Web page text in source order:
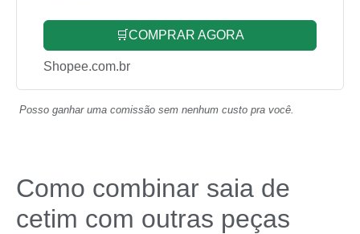
🛒COMPRAR AGORA
Shopee.com.br
Posso ganhar uma comissão sem nenhum custo pra você.
Como combinar saia de
cetim com outras peças